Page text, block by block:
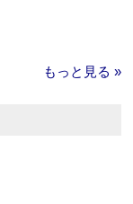
もっと見る »